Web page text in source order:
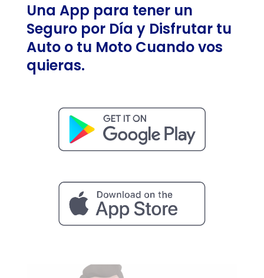
Una App para tener un
Seguro por Día y Disfrutar tu
Auto o tu Moto Cuando vos
quieras.